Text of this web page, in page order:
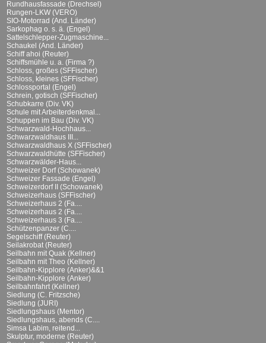
Rundhausfassade (Drechsel)
Rungen-LKW (VERO)
SIO-Motorrad (And. Länder)
Sarkophag o. s. ä. (Engel)
Sattelschlepper-Zugmaschine...
Schaukel (And. Länder)
Schiff ahoi (Reuter)
Schiffsmühle u. a. (Firma ?)
Schloss, großes (SFFischer)
Schloss, kleines (SFFischer)
Schlossportal (Engel)
Schrein, gotisch (SFFischer)
Schubkarre (Div. VK)
Schule mit Arbeiterdenkmal...
Schuppen im Bau (Div. VK)
Schwarzwald-Hochhaus...
Schwarzwaldhaus III...
Schwarzwaldhaus X (SFFischer)
Schwarzwaldhütte (SFFischer)
Schwarzwälder-Haus...
Schweizer Dorf (Schowanek)
Schweizer Fassade (Engel)
Schweizerdorf II (Schowanek)
Schweizerhaus (SFFischer)
Schweizerhaus 2 (Fa....
Schweizerhaus 2 (Fa....
Schweizerhaus 3 (Fa....
Schützenpanzer (C....
Segelschiff (Reuter)
Seilakrobat (Reuter)
Seilbahn mit Quak (Kellner)
Seilbahn mit Theo (Kellner)
Seilbahn-Kipplore (Anker)&&1
Seilbahn-Kipplore (Anker)
Seilbahnfahrt (Kellner)
Siedlung (C. Fritzsche)
Siedlung (JURI)
Siedlungshaus (Mentor)
Siedlungshaus, abends (C....
Simsa Labim, reitend...
Skulptur, moderne (Reuter)